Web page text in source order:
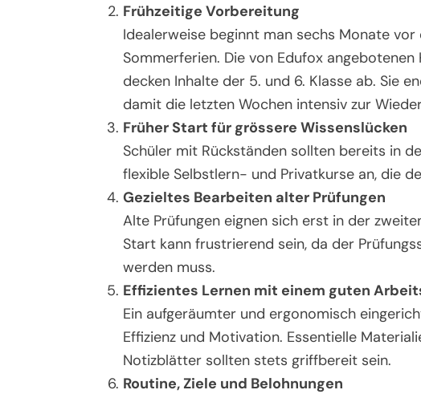
Frühzeitige Vorbereitung
Idealerweise beginnt man sechs Monate
Sommerferien. Die von Edufox
decken Inhalte der 5. und 6. Klasse ab. Sie
damit die letzten Wochen intensiv zur
Früher Start für grössere Wissenslücken
Schüler mit Rückständen sollten bereits in
flexible Selbstlern- und Privatkurse an, die
Gezieltes Bearbeiten alter Prüfungen
Alte Prüfungen eignen sich erst in der
Start kann frustrierend sein, da der
werden muss.
Effizientes Lernen mit einem guten
Ein aufgeräumter und ergonomisch
Effizienz und Motivation. Essentielle
Notizblätter sollten stets griffbereit sein.
Routine, Ziele und Belohnungen